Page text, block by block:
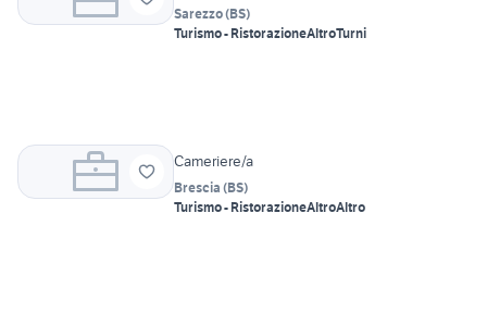
Sarezzo(BS)
Turismo - RistorazioneAltroTurni
Cameriere/a
Brescia (BS)
Turismo - RistorazioneAltroAltro